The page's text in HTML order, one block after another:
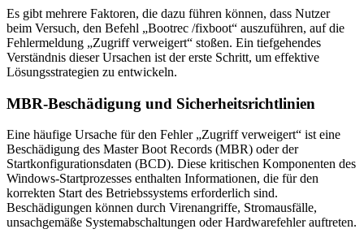
Es gibt mehrere Faktoren, die dazu führen können, dass Nutzer
beim Versuch, den Befehl „Bootrec /fixboot“ auszuführen, auf die
Fehlermeldung „Zugriff verweigert“ stoßen. Ein tiefgehendes
Verständnis dieser Ursachen ist der erste Schritt, um effektive
Lösungsstrategien zu entwickeln.
MBR-Beschädigung und Sicherheitsrichtlinien
Eine häufige Ursache für den Fehler „Zugriff verweigert“ ist eine
Beschädigung des Master Boot Records (MBR) oder der
Startkonfigurationsdaten (BCD). Diese kritischen Komponenten des
Windows-Startprozesses enthalten Informationen, die für den
korrekten Start des Betriebssystems erforderlich sind.
Beschädigungen können durch Virenangriffe, Stromausfälle,
unsachgemäße Systemabschaltungen oder Hardwarefehler auftreten.